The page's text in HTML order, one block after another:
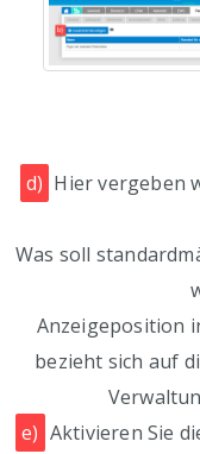
d) Hier vergeben
Was soll
Anzeigeposition
bezieht sich auf
e) Aktivieren Sie